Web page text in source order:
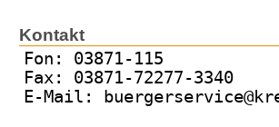
Kontakt
Fon: 03871-115
Fax: 03871-72277-3340
E-Mail: